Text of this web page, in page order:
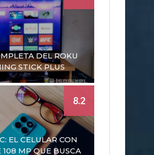
DEL ROKU
STICK PLUS
EL CELULAR CON
MP QUE BUSCA
8.2